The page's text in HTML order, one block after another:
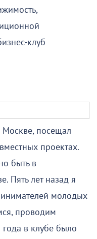
клуб
посещал
проектах.
быть в
Пять лет назад я
молодых
проводим
в клубе было